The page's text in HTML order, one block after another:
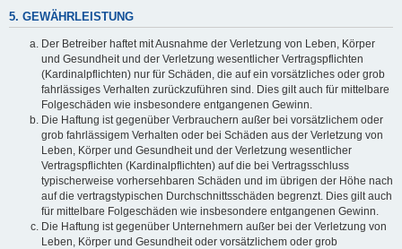
5. GEWÄHRLEISTUNG
Der Betreiber haftet mit Ausnahme der Verletzung von Leben, Körper
und Gesundheit und der Verletzung wesentlicher Vertragspflichten
(Kardinalpflichten) nur für Schäden, die auf ein vorsätzliches oder grob
fahrlässiges Verhalten zurückzuführen sind. Dies gilt auch für mittelbare
Folgeschäden wie insbesondere entgangenen Gewinn.
Die Haftung ist gegenüber Verbrauchern außer bei vorsätzlichem oder
grob fahrlässigem Verhalten oder bei Schäden aus der Verletzung von
Leben, Körper und Gesundheit und der Verletzung wesentlicher
Vertragspflichten (Kardinalpflichten) auf die bei Vertragsschluss
typischerweise vorhersehbaren Schäden und im übrigen der Höhe nach
auf die vertragstypischen Durchschnittsschäden begrenzt. Dies gilt auch
für mittelbare Folgeschäden wie insbesondere entgangenen Gewinn.
Die Haftung ist gegenüber Unternehmern außer bei der Verletzung von
Leben, Körper und Gesundheit oder vorsätzlichem oder grob